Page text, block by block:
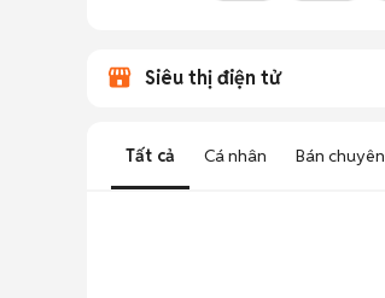
Siêu thị điện tử
Tất cả Cá nhân Bán chuyên